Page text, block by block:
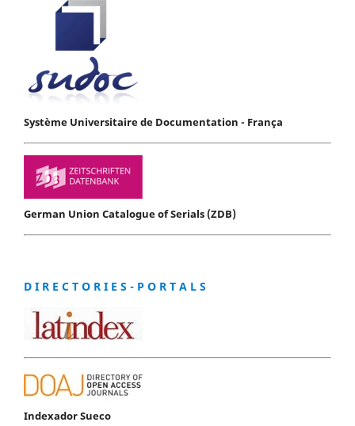
Système Universitaire de Documentation - França
German Union Catalogue of Serials (ZDB)
D I R E C T O R I E S - P O R T A L S
Indexador Sueco